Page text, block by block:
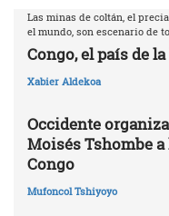
Las minas de coltán, el
el mundo, son escenario de
Congo, el país de
Xabier Aldekoa
Occidente
Moisés Tshombe
Congo
Mufoncol Tshiyoyo